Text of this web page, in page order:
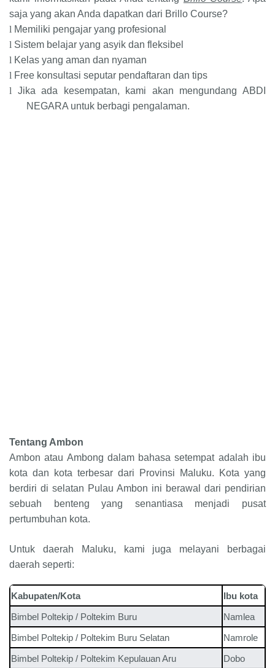
saja yang akan Anda dapatkan dari Brillo Course?
l Memiliki pengajar yang profesional
l Sistem belajar yang asyik dan fleksibel
l Kelas yang aman dan nyaman
l Free konsultasi seputar pendaftaran dan tips
l Jika ada kesempatan, kami akan mengundang ABDI
NEGARA untuk berbagi pengalaman.
Tentang Ambon
Ambon atau Ambong dalam bahasa setempat adalah ibu
kota dan kota terbesar dari Provinsi Maluku. Kota yang
berdiri di selatan Pulau Ambon ini berawal dari pendirian
sebuah benteng yang senantiasa menjadi pusat
pertumbuhan kota.
Untuk daerah Maluku, kami juga melayani berbagai
daerah seperti:
Kabupaten/Kota Ibu kota
Bimbel Poltekip / Poltekim Buru Namlea
Bimbel Poltekip / Poltekim Buru Selatan Namrole
Bimbel Poltekip / Poltekim Kepulauan Aru Dobo